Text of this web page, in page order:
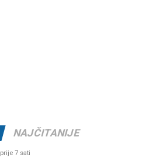
NAJČITANIJE
prije 7 sati